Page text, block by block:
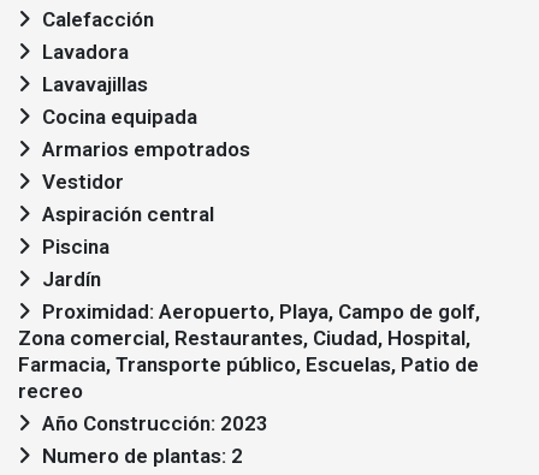
Calefacción
Lavadora
Lavavajillas
Cocina equipada
Armarios empotrados
Vestidor
Aspiración central
Piscina
Jardín
Zona comercial, Restaurantes, Ciudad, Hospital,
Farmacia, Transporte público, Escuelas, Patio de
recreo
Año Construcción: 2023
Numero de plantas: 2